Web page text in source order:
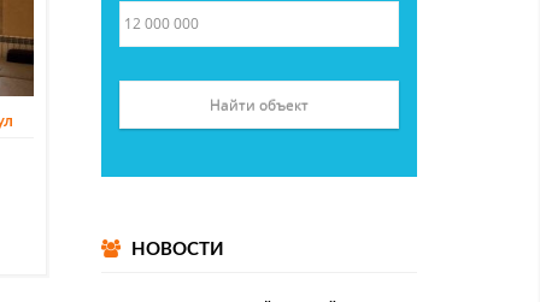
НОВОСТИ